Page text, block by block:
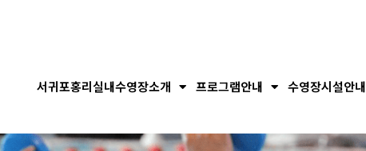
서귀포홍리실내수영장소개 프로그램안내 수영장시설안내